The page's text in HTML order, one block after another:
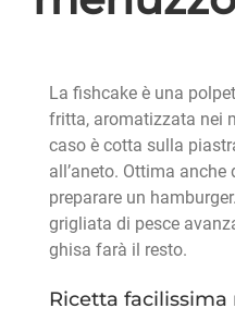
La fishcake è una
fritta, aromatizzata nei
caso è cotta sulla
all’aneto. Ottima
preparare un
grigliata di pesce
ghisa farà il resto.
Ricetta facilissima